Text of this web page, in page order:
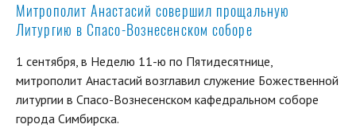
Митрополит Анастасий совершил прощальную
Литургию в Спасо-Вознесенском соборе
1 сентября, в Неделю 11-ю по Пятидесятнице,
митрополит Анастасий возглавил служение Божественной
литургии в Спасо-Вознесенском кафедральном соборе
города Симбирска.